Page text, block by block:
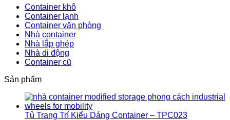
Container khô
Container lạnh
Container văn phòng
Nhà container
Nhà lắp ghép
Nhà di động
Container cũ
Sản phẩm
Tủ Trang Trí Kiểu Dáng Container – TPC023